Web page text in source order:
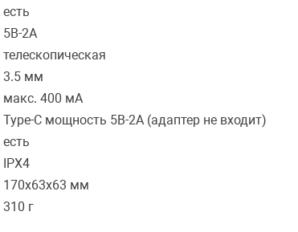
есть
5В-2А
телескопическая
3.5 мм
макс. 400 мА
Type-C мощность 5В-2А (адаптер не входит)
есть
IPX4
170х63х63 мм
310 г